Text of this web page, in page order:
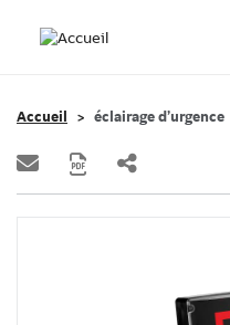
Accueil éclairage d’urgence